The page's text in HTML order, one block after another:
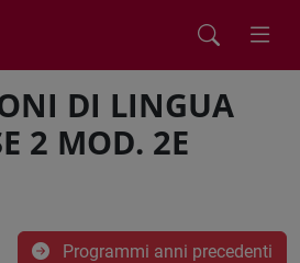
DI LINGUA
2 MOD. 2E
Programmi anni precedenti